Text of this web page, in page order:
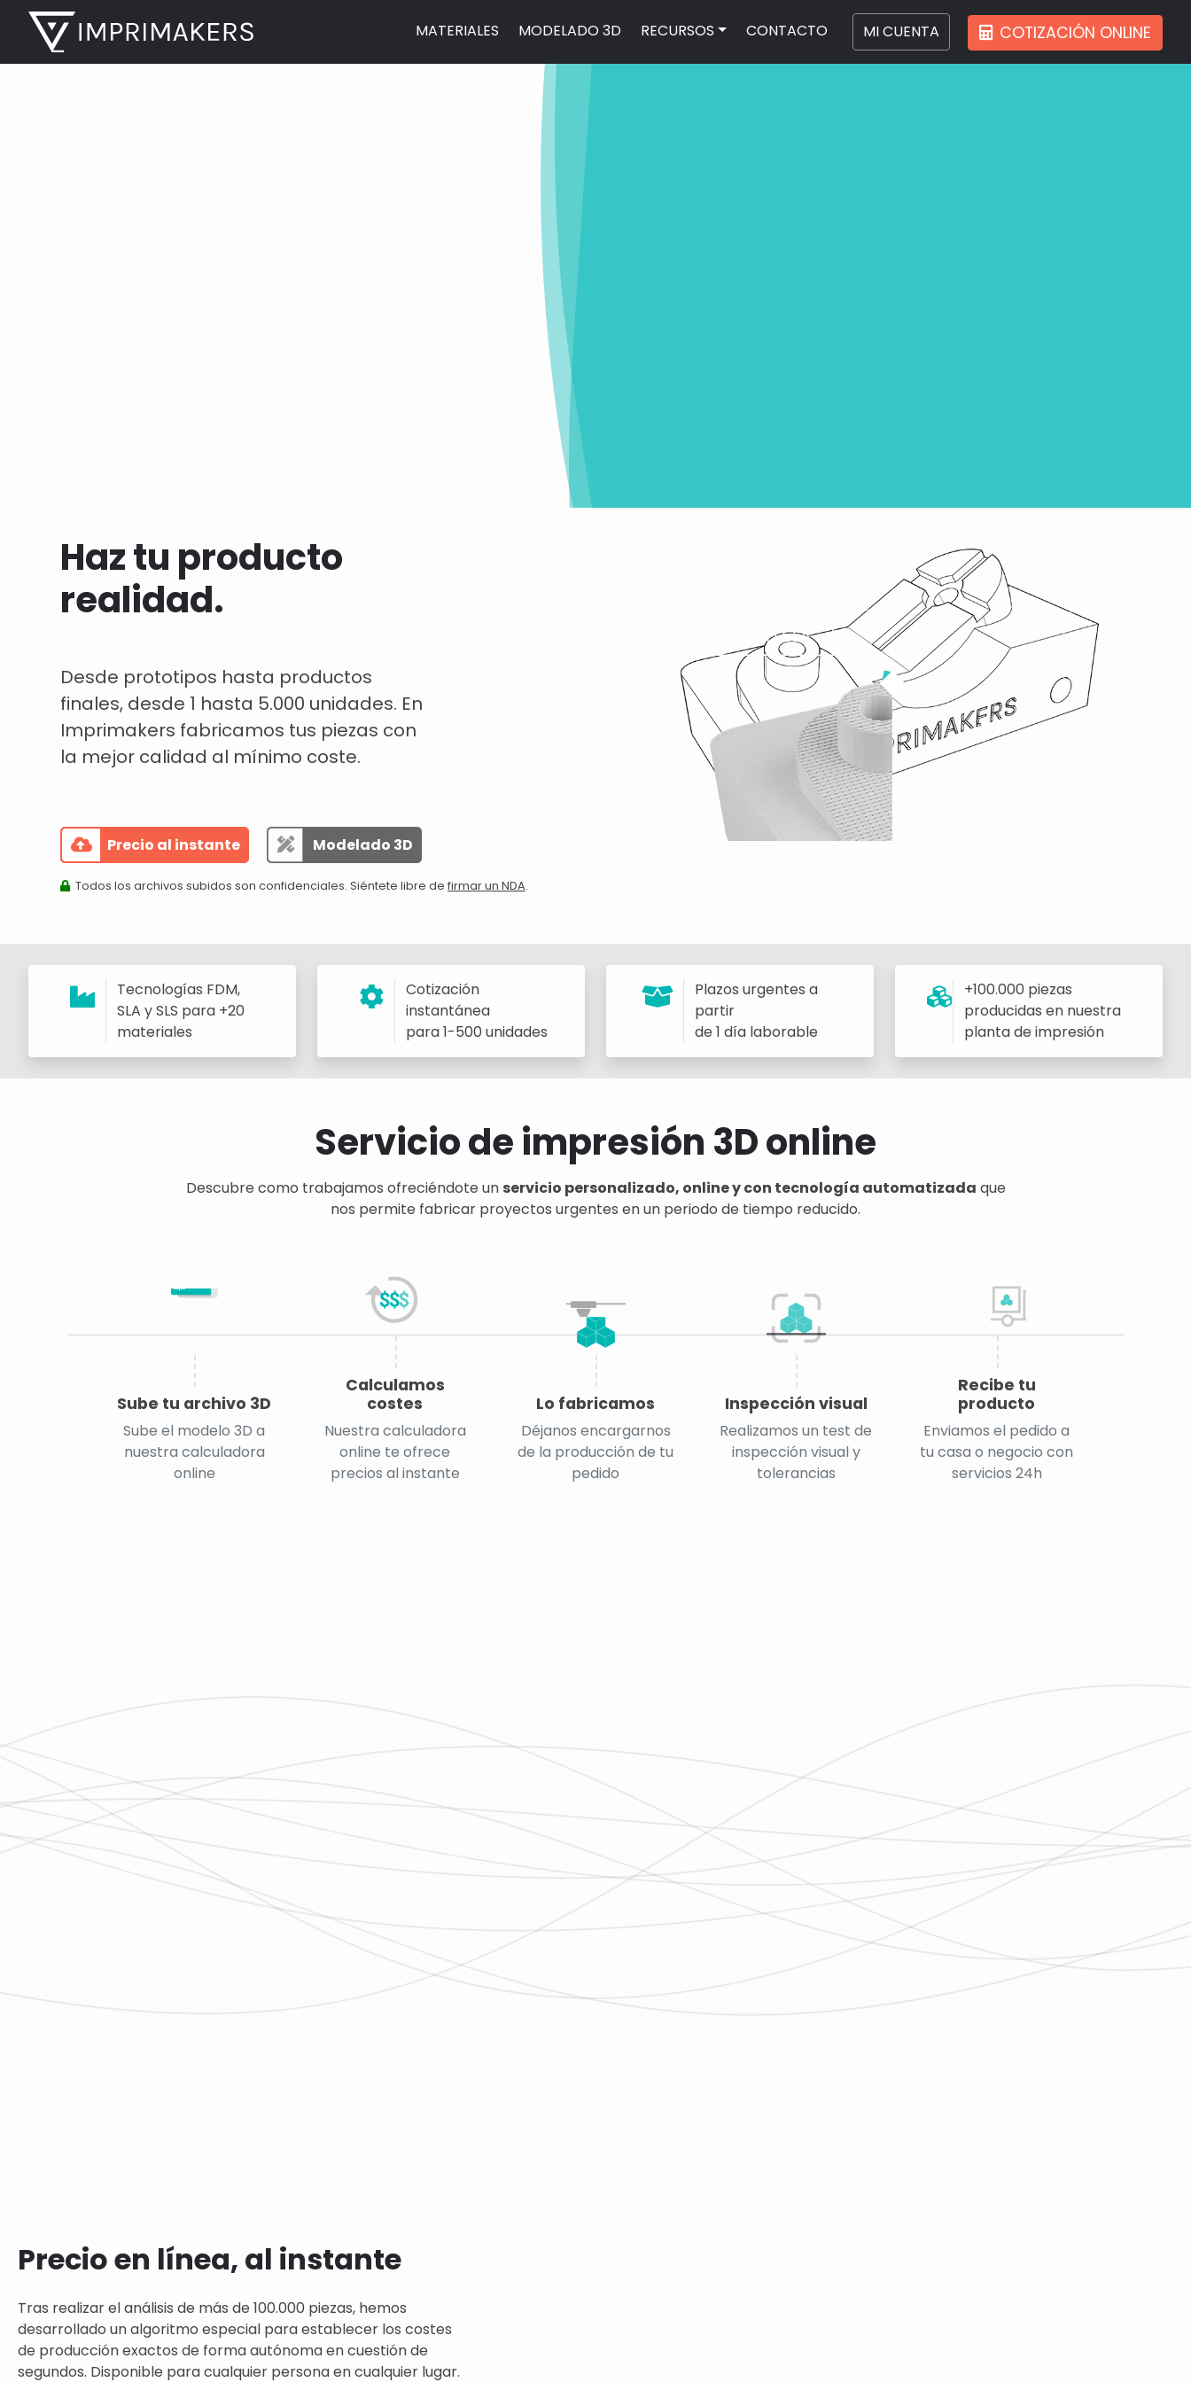
MATERIALES MODELADO 3D RECURSOS CONTACTO MI CUENTA COTIZACIÓN ONLINE
Haz tu producto
realidad.
Desde prototipos hasta productos
finales, desde 1 hasta 5.000 unidades. En
Imprimakers fabricamos tus piezas con
la mejor calidad al mínimo coste.
Precio al instante Modelado 3D
Todos los archivos subidos son confidenciales. Siéntete libre de firmar un NDA.
Tecnologías FDM,
SLA y SLS para +20
materiales
Cotización
instantánea
para 1-500 unidades
Plazos urgentes a
partir
de 1 día laborable
+100.000 piezas
producidas en nuestra
planta de impresión
Servicio de impresión 3D online
Descubre como trabajamos ofreciéndote un servicio personalizado, online y con tecnología automatizada que
nos permite fabricar proyectos urgentes en un periodo de tiempo reducido.
Sube tu archivo 3D
Sube el modelo 3D a
nuestra calculadora
online
Calculamos
costes
Nuestra calculadora
online te ofrece
precios al instante
Lo fabricamos
Déjanos encargarnos
de la producción de tu
pedido
Inspección visual
Realizamos un test de
inspección visual y
tolerancias
Recibe tu
producto
Enviamos el pedido a
tu casa o negocio con
servicios 24h
Precio en línea, al instante
Tras realizar el análisis de más de 100.000 piezas, hemos
desarrollado un algoritmo especial para establecer los costes
de producción exactos de forma autónoma en cuestión de
segundos. Disponible para cualquier persona en cualquier lugar.